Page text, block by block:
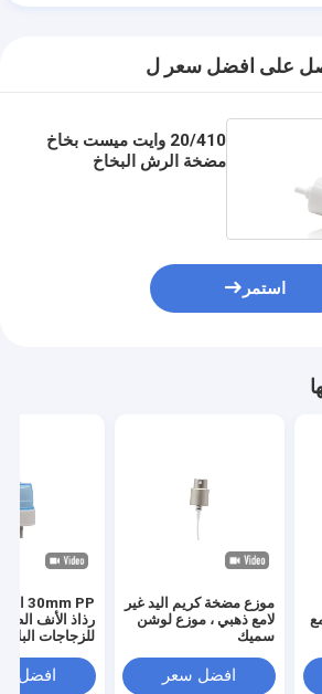
على افضل سعر ل
20/410 وايت ميست بخاخ
مضخة الرش البخاخ
استمر
مم مع
موزع مضخة كريم اليد غير
لامع ذهبي ، موزع لوشن
سميك
افضل سعر
رذاذ الأنف
للزجاجات
الزناد
افضل